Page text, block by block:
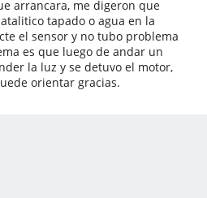
arrancara, me digeron que
tapado o agua en la
el sensor y no tubo problema
es que luego de andar un
la luz y se detuvo el motor,
orientar gracias.